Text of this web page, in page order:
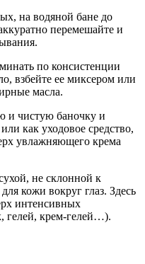
на водяной бане до
перемешайте и
по консистенции
взбейте ее миксером или
масла.
и чистую баночку и
как уходовое средство,
увлажняющего крема
не склонной к
кожи вокруг глаз. Здесь
интенсивных
гелей, крем-гелей…).